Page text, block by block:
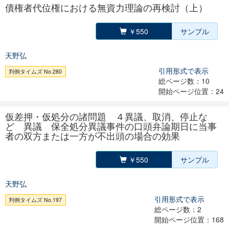
債権者代位権における無資力理論の再検討（上）
￥550 サンプル
天野弘
判例タイムズ No.280
引用形式で表示
総ページ数：10
開始ページ位置：24
仮差押・仮処分の諸問題 ４異議、取消、停止な
ど 異議 保全処分異議事件の口頭弁論期日に当事
者の双方または一方が不出頭の場合の効果
￥550 サンプル
天野弘
判例タイムズ No.197
引用形式で表示
総ページ数：2
開始ページ位置：168